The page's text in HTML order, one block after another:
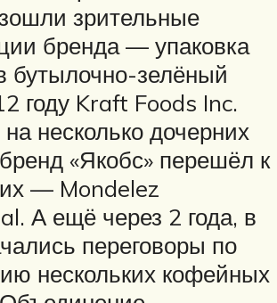
зрительные
бренда — упаковка
бутылочно-зелёный
году Kraft Foods Inc.
несколько дочерних
«Якобс» перешёл к
— Mondelez
А ещё через 2 года, в
переговоры по
нескольких кофейных